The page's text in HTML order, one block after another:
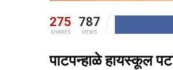
275
SHARES
787
VIEWS
पाटपन्हाळे हायस्कूल